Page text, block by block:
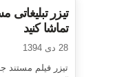
تیزر
تماشا کنید
28 دی 1394
تیزر فیلم مستند